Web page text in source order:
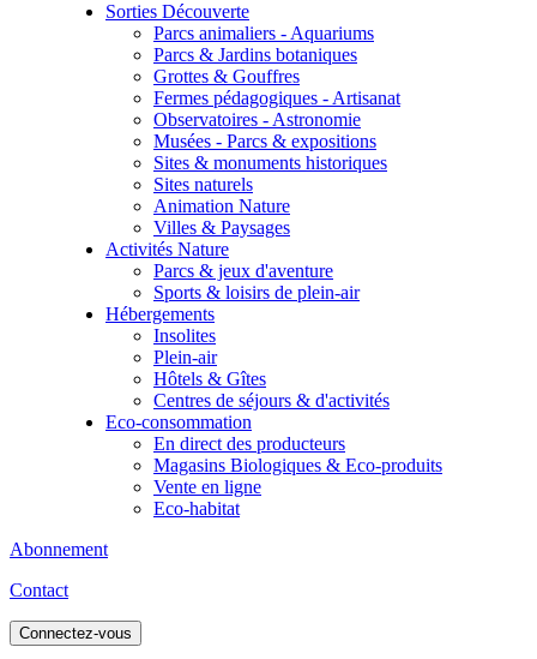
Sorties Découverte
Parcs animaliers - Aquariums
Parcs & Jardins botaniques
Grottes & Gouffres
Fermes pédagogiques - Artisanat
Observatoires - Astronomie
Musées - Parcs & expositions
Sites & monuments historiques
Sites naturels
Animation Nature
Villes & Paysages
Activités Nature
Parcs & jeux d'aventure
Sports & loisirs de plein-air
Hébergements
Insolites
Plein-air
Hôtels & Gîtes
Centres de séjours & d'activités
Eco-consommation
En direct des producteurs
Magasins Biologiques & Eco-produits
Vente en ligne
Eco-habitat
Abonnement
Contact
Connectez-vous